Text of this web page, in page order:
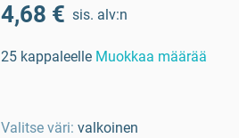
4,68 € sis. alv:n
25 kappaleelle Muokkaa määrää
Valitse väri: valkoinen